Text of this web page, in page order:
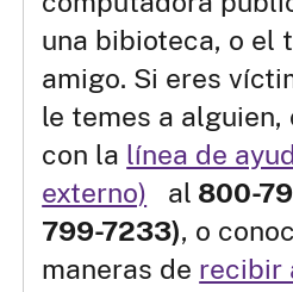
una bibioteca, o el
amigo. Si eres
le temes a alguien,
con la línea de
externo)
al 800-
799-7233), o
maneras de recibir